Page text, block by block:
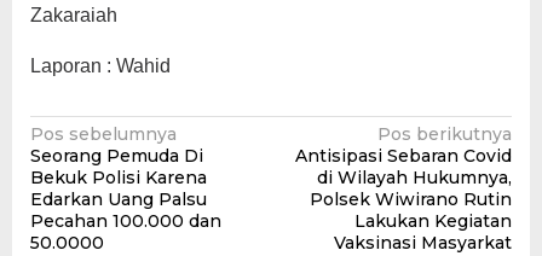
Zakaraiah
Laporan : Wahid
Navigasi
pos
Pos sebelumnya
Seorang Pemuda Di
Bekuk Polisi Karena
Edarkan Uang Palsu
Pecahan 100.000 dan
50.0000
Pos berikutnya
Antisipasi Sebaran Covid
di Wilayah Hukumnya,
Polsek Wiwirano Rutin
Lakukan Kegiatan
Vaksinasi Masyarkat